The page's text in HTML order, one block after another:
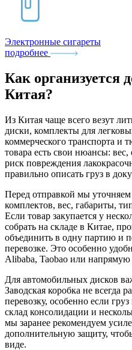
Электронные сигареты
подробнее
Как организуется
Китая?
Из Китая чаще всего везут
диски, комплекты для
коммерческого транспорта и
товара есть свои нюансы:
риск повреждения
правильно описать груз в
Перед отправкой мы
комплектов, вес, габариты,
Если товар закупается у
собрать на складе в Китае,
объединить в одну партию и
перевозке. Это особенно
Alibaba, Taobao или
Для автомобильных дисков
Заводская коробка не всегда
перевозку, особенно если
склад консолидации и
мы заранее рекомендуем
дополнительную защиту,
виде.